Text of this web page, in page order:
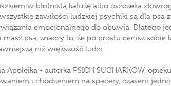
w błotnistą kałużę albo oszczeka
zawiłości ludzkiej psychiki są dla psa
emocjonalnego do obuwia. Dlatego
masz psa, znaczy to, że po prostu cenisz
niż większość ludzi.
Apoleika - autorka PSICH SUCHARKÓW,
i chodzeniem na spacery, czasem